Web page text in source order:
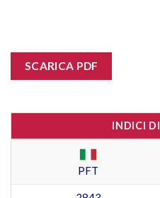
SCARICA PDF
INDICI
PFT